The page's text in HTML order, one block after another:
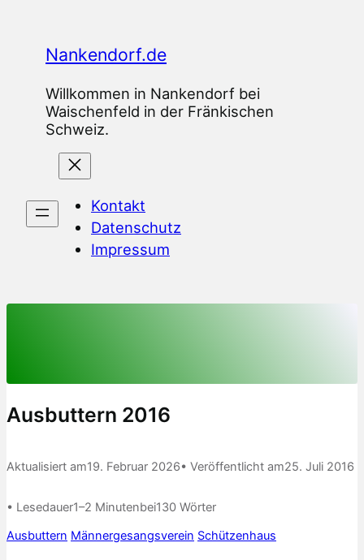
springenNankendorf.de
Willkommen in Nankendorf bei
Waischenfeld in der Fränkischen
Schweiz.
Kontakt
Datenschutz
Impressum
Ausbuttern 2016
Aktualisiert am19. Februar 2026• Veröffentlicht am25. Juli 2016
• Lesedauer1–2 Minutenbei130 Wörter
Ausbuttern Männergesangsverein Schützenhaus